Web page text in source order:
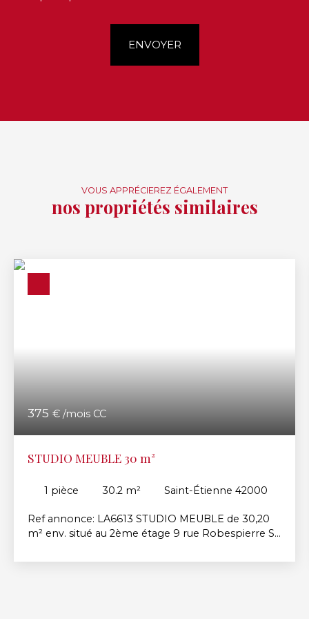
ENVOYER
VOUS APPRÉCIEREZ ÉGALEMENT
nos propriétés similaires
375 € /mois CC
STUDIO MEUBLE 30 m²
1 pièce 30.2 m² Saint-Étienne 42000
Ref annonce: LA6613 STUDIO MEUBLE de 30,20
m² env. situé au 2ème étage 9 rue Robespierre ST
sécurisée, proche FAC Tréfilerie et toutes